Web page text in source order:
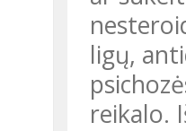
ligų,
reikalo.